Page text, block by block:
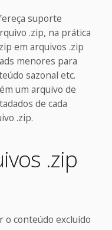
suporte
.zip, na prática
em arquivos .zip
menores para
sazonal etc.
um arquivo de
de cada
.zip.
.zip
o conteúdo excluído